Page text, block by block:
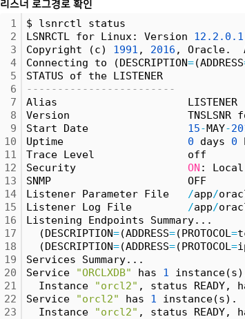
리스너 로그경로 확인
1
2
3
4
5
6
7
8
9
10
11
12
13
14
15
16
17
18
19
20
21
22
23
$ lsnrctl status
LSNRCTL for Linux: Version 12. 2. 0.
Copyright (c) 1991 , 2016 , Oracle.
Connecting to (DESCRIPTION=(ADDRESS
STATUS of the LISTENER
------------------------
Alias                     LISTENER
Version
Start Date 15-MAY-
Uptime 0 days 0
Trace Level               off
Security ON :
SNMP                      OFF
Listener Parameter File /app/
Listener Log File /app/
Listening Endpoints Summary...
(DESCRIPTION=(ADDRESS=(PROTOCOL=
(DESCRIPTION=(ADDRESS=(PROTOCOL=
Services Summary...
Service
"ORCLXDB" has 1
Instance
"orcl2" , status READY,
Service
"orcl2" has 1 instance(s).
Instance
"orcl2" , status READY,